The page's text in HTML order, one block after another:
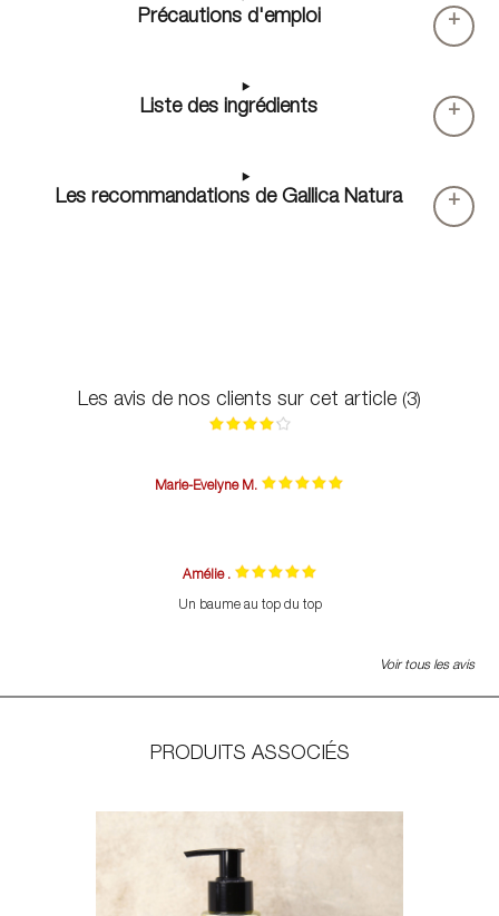
Précautions d'emploi +
Liste des ingrédients +
Les recommandations de Gallica Natura +
Les avis de nos clients sur cet article (3)
Marie-Evelyne M.
Amélie .
Un baume au top du top
Voir tous les avis
PRODUITS ASSOCIÉS